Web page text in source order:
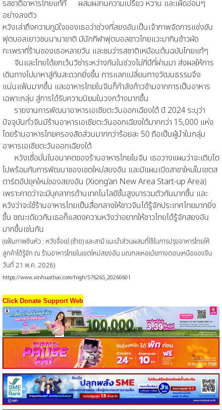
รสชาติอาหารไทยแท้ที่ ผสมผสานความเปรี้ยว หวาน และเผ็ดอ่อนๆ
อย่างลงตัว
หวังเล่าถึงความภูมิใจของเธอว่าช่วงที่สยงอันเป็นเจ้าภาพจัดการแข่งขัน
ฟุตบอลเยาวชนนานาชาติ มีนักกีฬาฟุตบอลชาวไทยแวะมากินข้าวผัด
กะเพราที่ร้านของเธอหลายวัน และชมว่ารสชาติเหมือนต้นฉบับไทยแท้ๆ
จีนและไทยได้ยกเว้นวีซ่าระหว่างกันในช่วงไม่กี่ปีที่ผ่านมา ส่งผลให้การ
เดินทางไปมาหาสู่กันสะดวกยิ่งขึ้น การแลกเปลี่ยนทางวัฒนธรรมจึง
แน่นแฟ้นมากขึ้น และอาหารไทยในจีนก็กำลังก้าวข้ามจากการเป็นอาหาร
เฉพาะกลุ่ม สู่การได้รับความนิยมในวงกว้างมากขึ้น
รายงานการพัฒนาอาหารเอเชียตะวันออกเฉียงใต้ ปี 2024 ระบุว่า
ปัจจุบันทั่วจีนมีร้านอาหารเอเชียตะวันออกเฉียงใต้มากกว่า 15,000 แห่ง
โดยร้านอาหารไทยครองสัดส่วนมากกว่าร้อยละ 50 ถือเป็นผู้นำในกลุ่ม
อาหารเอเชียตะวันออกเฉียงใต้
หวังเชื่อมั่นในอนาคตของร้านอาหารไทยในจีน เธอวางแผนว่าจะเติบโต
ไปพร้อมกับการพัฒนาของเขตใหม่สยงอัน และมีแผนเปิดสาขาใหม่ในเขตส
ตาร์ตอัปยุคใหม่ของสยงอัน (Xiong’an New Area Start-up Area)
เพราะคาดว่าจะมีบุคลากรด้านเทคโนโลยีชั้นสูงมารวมตัวกันมากขึ้น และ
หวังว่าจะใช้ร้านอาหารไทยเป็นสื่อกลางให้ชาวจีนได้รู้จักประเทศไทยมากยิ่ง
ขึ้น ขณะเดียวกันเธอก็แสดงความหวังว่าอยากให้ชาวไทยได้รู้จักสยงอัน
มากขึ้นเช่นกัน
(แฟ้มภาพซินหัว : หวังจื่อเย่ (ซ้าย) และสามี แนะนำส่วนผสมที่ใช้ในการปรุงอาหารไทยให้
ลูกค้าได้รู้จัก ณ ร้านอาหารไทยในเขตใหม่สยงอัน มณฑลเหอเป่ยทางตอนเหนือของจีน
วันที่ 21 พ.ค. 2026)
https://www.xinhuathai.com/high/576265_20260601
Click Donate Support Web